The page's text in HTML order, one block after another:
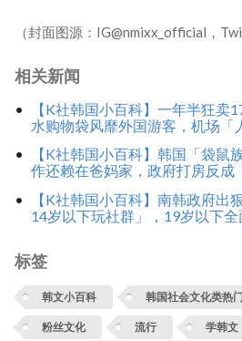
（封面图源：IG@nmixx_official，
相关新闻
【K社韩国小百科】一年半狂卖
水购物袋风靡外国游客，机场「
【K社韩国小百科】韩国「袋鼠
作还赖在爸妈家，政府打房反成
【K社韩国小百科】南韩政府出
14岁以下玩社群」，19岁以下
标签
韩文小百科 韩国社会文化类热
粉丝文化 流行 学韩文